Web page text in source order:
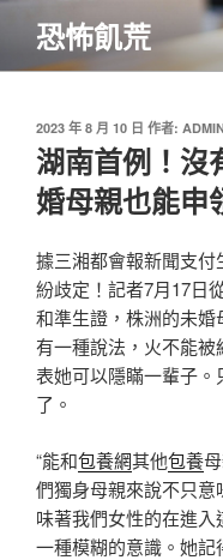
主
恐怖飢荒
發
佈
於
2023 年 8 月 10 日 作者:
湖南首例！沒
婚母親也能申
據三湘都會報新聞支付
紛歧定！記者7月17日
和準生證，株洲的未婚
有一種說法，火不能
表她可以隱瞞一輩子
了。
“能和包養網其他包養
們獨身母親來說不只
味著我們女性的在進入
一種模糊的意識。她記